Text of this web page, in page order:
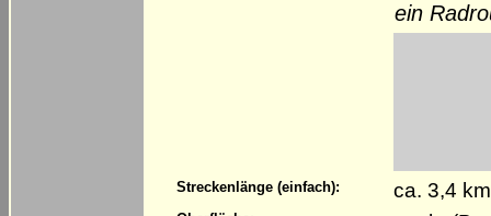
ein
Streckenlänge (einfach): ca. 3,4